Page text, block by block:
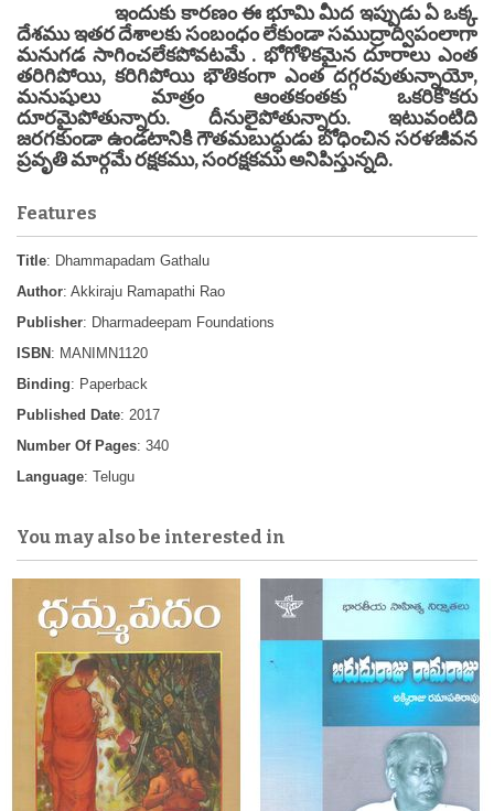
ఇందుకు కారణం ఈ భూమి మీద ఇప్పుడు ఏ ఒక్క
దేశము ఇతర దేశాలకు సంబంధం లేకుండా సముద్రాద్విపంలాగా
మనుగడ సాగించలేకపోవటమే . భోగోళికమైన దూరాలు ఎంత
తరిగిపోయి, కరిగిపోయి భౌతికంగా ఎంత దగ్గరవుతున్నాయో,
మనుషులు మాత్రం ఆంతకంతకు ఒకరికొకరు
దూరమైపోతున్నారు. దీనులైపోతున్నారు. ఇటువంటిది
జరగకుండా ఉండటానికి గౌతమబుద్ధుడు బోధించిన సరళజీవన
ప్రవృతి మార్గమే రక్షకము, సంరక్షకము అనిపిస్తున్నది.
Features
Title: Dhammapadam Gathalu
Author: Akkiraju Ramapathi Rao
Publisher: Dharmadeepam Foundations
ISBN : MANIMN1120
Binding: Paperback
Published Date: 2017
Number Of Pages: 340
Language: Telugu
You may also be interested in